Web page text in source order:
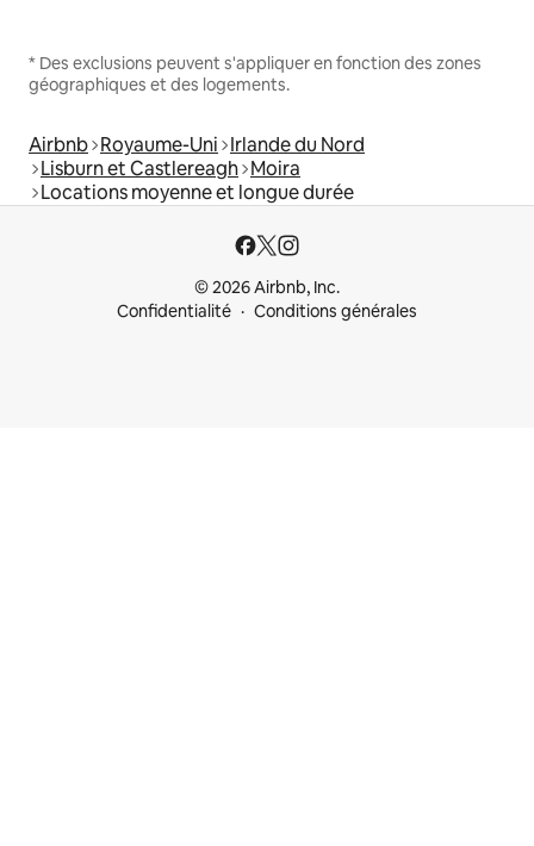
* Des exclusions peuvent s'appliquer en fonction des zones
géographiques et des logements.
Airbnb Royaume-Uni Irlande du Nord
Lisburn et Castlereagh Moira
Locations moyenne et longue durée
© 2026 Airbnb, Inc.
Confidentialité
Conditions générales